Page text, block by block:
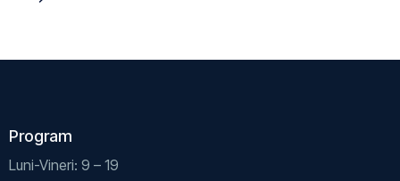
Program
Luni-Vineri: 9 – 19